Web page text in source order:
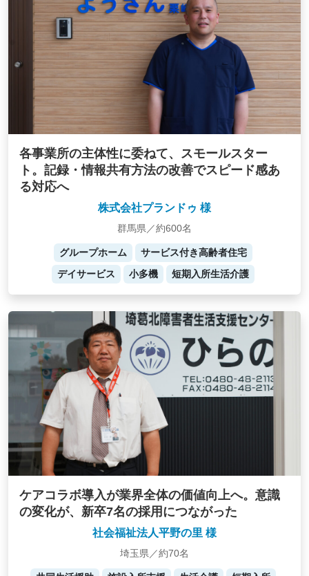
各事業所の主体性に委ねて、スモールスター
ト。記録・情報共有方法の改善でスピード感あ
る対応へ
株式会社プランドゥ 様
群馬県／約600名
グループホーム
サービス付き高齢者住宅
デイサービス
小多機 短期入所生活介護
ケアコラボ導入が業界全体の価値向上へ。意識
の変化が、新卒7名の採用につながった
社会福祉法人平野の里 様
埼玉県／約70名